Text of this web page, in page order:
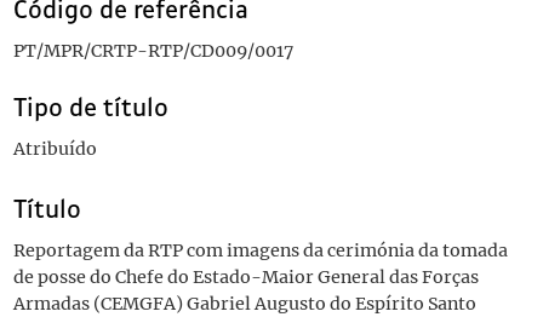
Código de referência
PT/MPR/CRTP-RTP/CD009/0017
Tipo de título
Atribuído
Título
Reportagem da RTP com imagens da cerimónia da tomada
de posse do Chefe do Estado-Maior General das Forças
Armadas (CEMGFA) Gabriel Augusto do Espírito Santo